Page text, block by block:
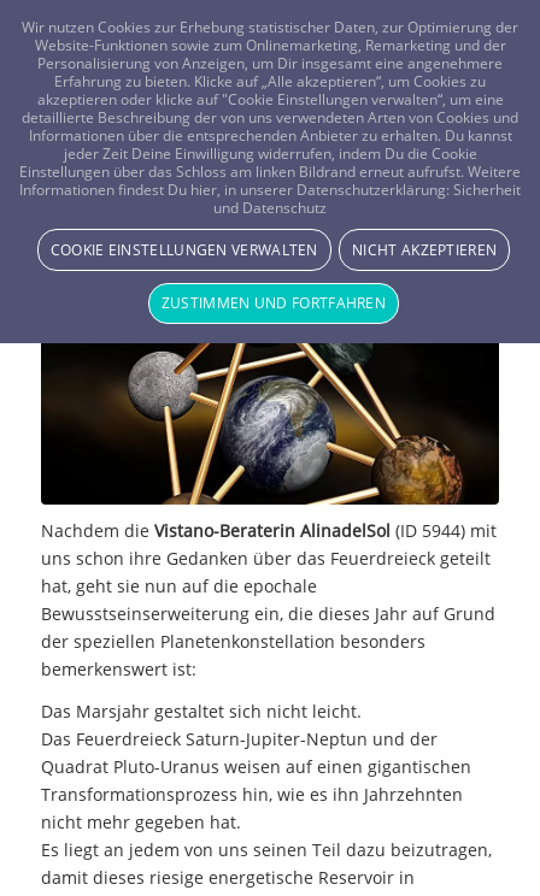
FRAGEN? KOSTENLOS ANRUFEN: 0800-8478266
Die epochale
Bewusstseinserweiterung
MAGIE & METHODEN
Nachdem die Vistano-Beraterin AlinadelSol (ID 5944) mit
uns schon ihre Gedanken über das Feuerdreieck geteilt
hat, geht sie nun auf die epochale
Bewusstseinserweiterung ein, die dieses Jahr auf Grund
der speziellen Planetenkonstellation besonders
bemerkenswert ist:
Das Marsjahr gestaltet sich nicht leicht.
Das Feuerdreieck Saturn-Jupiter-Neptun und der
Quadrat Pluto-Uranus weisen auf einen gigantischen
Transformationsprozess hin, wie es ihn Jahrzehnten
nicht mehr gegeben hat.
Es liegt an jedem von uns seinen Teil dazu beizutragen,
damit dieses riesige energetische Reservoir in
Wir nutzen Cookies zur Erhebung statistischer Daten, zur Optimierung der
Website-Funktionen sowie zum Onlinemarketing, Remarketing und der
Personalisierung von Anzeigen, um Dir insgesamt eine angenehmere
Erfahrung zu bieten. Klicke auf „Alle akzeptieren“, um Cookies zu
akzeptieren oder klicke auf "Cookie Einstellungen verwalten“, um eine
detaillierte Beschreibung der von uns verwendeten Arten von Cookies und
Informationen über die entsprechenden Anbieter zu erhalten. Du kannst
jeder Zeit Deine Einwilligung widerrufen, indem Du die Cookie
Einstellungen über das Schloss am linken Bildrand erneut aufrufst. Weitere
Informationen findest Du hier, in unserer Datenschutzerklärung: Sicherheit
und Datenschutz
COOKIE EINSTELLUNGEN VERWALTEN NICHT AKZEPTIEREN
ZUSTIMMEN UND FORTFAHREN